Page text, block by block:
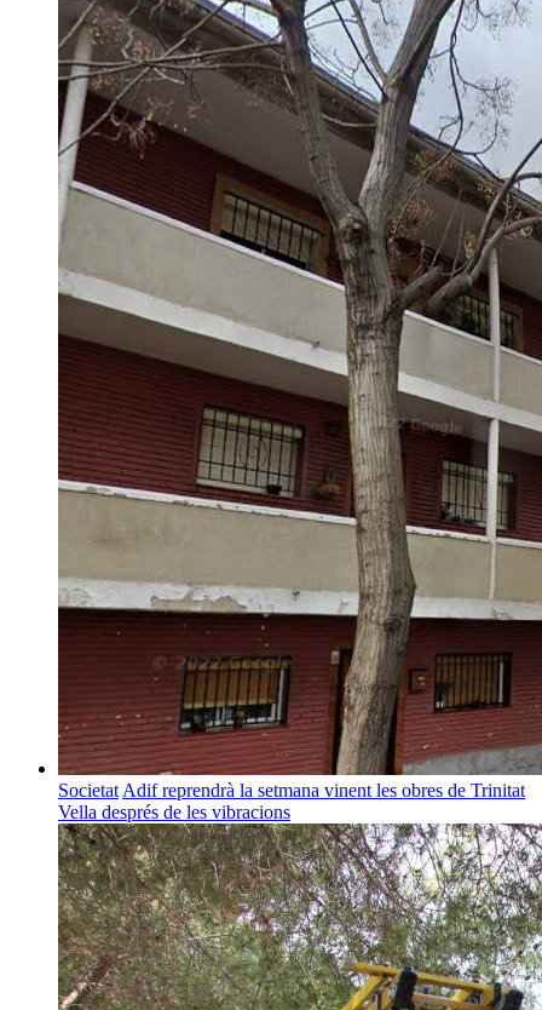
Societat Adif reprendrà la setmana vinent les obres de Trinitat
Vella després de les vibracions